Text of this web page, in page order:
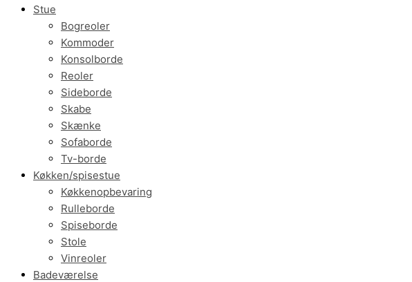
Stue
Bogreoler
Kommoder
Konsolborde
Reoler
Sideborde
Skabe
Skænke
Sofaborde
Tv-borde
Køkken/spisestue
Køkkenopbevaring
Rulleborde
Spiseborde
Stole
Vinreoler
Badeværelse